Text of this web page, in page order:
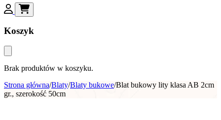
Koszyk
Brak produktów w koszyku.
Strona główna/Blaty/Blaty bukowe/Blat bukowy lity klasa AB 2cm
gr., szerokość 50cm